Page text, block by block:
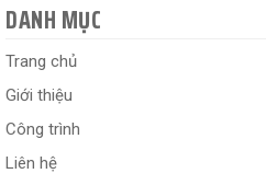
DANH MỤC
Trang chủ
Giới thiệu
Công trình
Liên hệ